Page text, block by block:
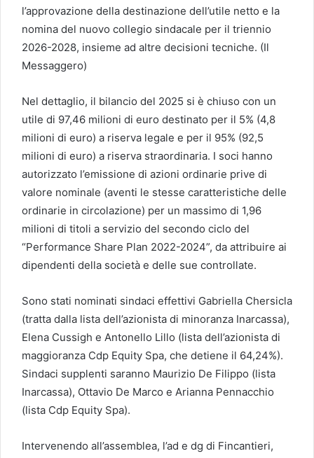
l’approvazione della destinazione dell’utile netto e la
nomina del nuovo collegio sindacale per il triennio
2026-2028, insieme ad altre decisioni tecniche. (Il
Messaggero)
Nel dettaglio, il bilancio del 2025 si è chiuso con un
utile di 97,46 milioni di euro destinato per il 5% (4,8
milioni di euro) a riserva legale e per il 95% (92,5
milioni di euro) a riserva straordinaria. I soci hanno
autorizzato l’emissione di azioni ordinarie prive di
valore nominale (aventi le stesse caratteristiche delle
ordinarie in circolazione) per un massimo di 1,96
milioni di titoli a servizio del secondo ciclo del
“Performance Share Plan 2022-2024”, da attribuire ai
dipendenti della società e delle sue controllate.
Sono stati nominati sindaci effettivi Gabriella Chersicla
(tratta dalla lista dell’azionista di minoranza Inarcassa),
Elena Cussigh e Antonello Lillo (lista dell’azionista di
maggioranza Cdp Equity Spa, che detiene il 64,24%).
Sindaci supplenti saranno Maurizio De Filippo (lista
Inarcassa), Ottavio De Marco e Arianna Pennacchio
(lista Cdp Equity Spa).
Intervenendo all’assemblea, l’ad e dg di Fincantieri,